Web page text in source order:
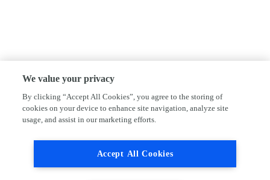
We value your privacy
By clicking “Accept All Cookies”, you agree to the storing of
cookies on your device to enhance site navigation, analyze site
usage, and assist in our marketing efforts.
Accept All Cookies